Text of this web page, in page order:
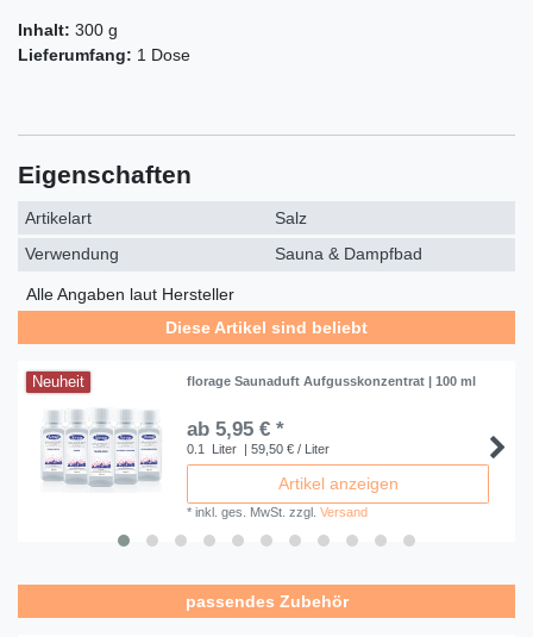
Inhalt: 300 g
Lieferumfang: 1 Dose
Eigenschaften
Artikelart
Salz
Verwendung
Sauna & Dampfbad
Alle Angaben laut Hersteller
Diese Artikel sind beliebt
Neuheit florage Saunaduft Aufgusskonzentrat | 100 ml
ab 5,95 € *
0.1 Liter | 59,50 € / Liter
Artikel anzeigen
*inkl. ges. MwSt. zzgl.Versand
passendes Zubehör